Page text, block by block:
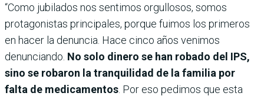
“Como jubilados nos sentimos orgullosos, somos
protagonistas principales, porque fuimos los primeros
en hacer la denuncia. Hace cinco años venimos
denunciando. No solo dinero se han robado del IPS,
sino se robaron la tranquilidad de la familia por
falta de medicamentos . Por eso pedimos que esta